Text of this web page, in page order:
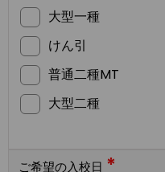
大型一種
けん引
普通二種MT
大型二種
ご希望の入校日 *